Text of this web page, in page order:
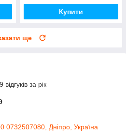
Купити
ще
за рік
0732507080, Дніпро, Україна